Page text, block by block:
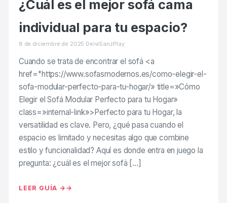
¿Cuál es el mejor sofá cama
individual para tu espacio?
8 de diciembre de 2025·DeiviSanzPlay
Cuando se trata de encontrar el sofá <a
href="https://www.sofasmodernos.es/como-elegir-el-
sofa-modular-perfecto-para-tu-hogar/» title=»Cómo
Elegir el Sofá Modular Perfecto para tu Hogar»
class=»internal-link»>Perfecto para tu Hogar, la
versatilidad es clave. Pero, ¿qué pasa cuando el
espacio es limitado y necesitas algo que combine
estilo y funcionalidad? Aquí es donde entra en juego la
pregunta: ¿cuál es el mejor sofá […]
LEER GUÍA →